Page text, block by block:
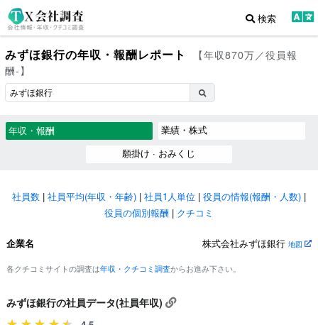
検索
みずほ銀行の年収・報酬レポート
【年収870万／役員報
酬-】
年収・報酬
業績・株式
願掛け · おみくじ
社員数 | 社員平均(年収・年齢) | 社員1人単位 | 役員の情報(報酬・人数) |
役員の個別報酬 | クチコミ
企業名 株式会社みずほ銀行 地図
各クチコミサイトの調査は年収・クチコミ調査からお進み下さい。
みずほ銀行の社員データ(社員年収)